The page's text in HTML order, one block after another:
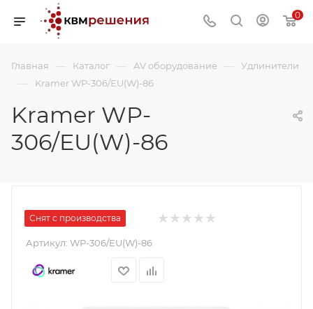
0
Главная — Каталог — AV оборудование — Удлинители
— Kramer WP-306/EU(W)-86
Kramer WP-
306/EU(W)-86
Снят с производства
Артикул: WP-306/EU(W)-86